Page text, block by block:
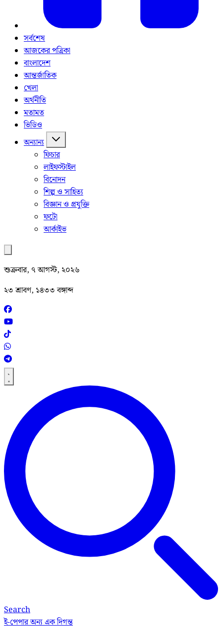
সর্বশেষ
আজকের পত্রিকা
বাংলাদেশ
আন্তর্জাতিক
খেলা
অর্থনীতি
মতামত
ভিডিও
অন্যান্য
ফিচার
লাইফস্টাইল
বিনোদন
শিল্প ও সাহিত্য
বিজ্ঞান ও প্রযুক্তি
ফটো
আর্কাইভ
শুক্রবার, ৭ আগস্ট, ২০২৬
২৩ শ্রাবণ, ১৪৩৩ বঙ্গাব্দ
Search
ই-পেপারঅন্য এক দিগন্ত